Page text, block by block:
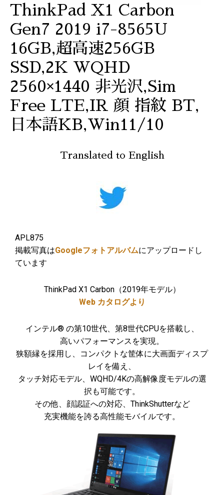
ThinkPad X1 Carbon
Gen7 2019 i7-8565U
16GB,超高速256GB
SSD,2K WQHD
2560×1440 非光沢,Sim
Free LTE,IR 顔 指紋 BT,
日本語KB,Win11/10
Translated to English
APL875
掲載写真はGoogleフォトアルバムにアップロードし
ています
ThinkPad X1 Carbon（2019年モデル）
Web カタログより
インテル® の第10世代、第8世代CPUを搭載し、
高いパフォーマンスを実現。
狭額縁を採用し、コンパクトな筐体に大画面ディスプ
レイを備え、
タッチ対応モデル、WQHD/4Kの高解像度モデルの選
択も可能です。
その他、顔認証への対応、ThinkShutterなど
充実機能を誇る高性能モバイルです。